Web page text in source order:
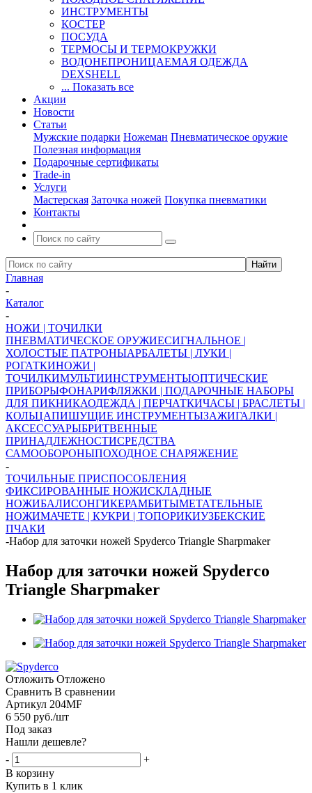
ИНСТРУМЕНТЫ
КОСТЕР
ПОСУДА
ТЕРМОСЫ И ТЕРМОКРУЖКИ
ВОДОНЕПРОНИЦАЕМАЯ ОДЕЖДА
DEXSHELL
... Показать все
Акции
Новости
Статьи
Мужские подарки Ножеман Пневматическое оружие
Полезная информация
Подарочные сертификаты
Trade-in
Услуги
Мастерская Заточка ножей Покупка пневматики
Контакты
Главная
-
Каталог
-
НОЖИ | ТОЧИЛКИ
ПНЕВМАТИЧЕСКОЕ ОРУЖИЕСИГНАЛЬНОЕ |
ХОЛОСТЫЕ ПАТРОНЫАРБАЛЕТЫ | ЛУКИ |
РОГАТКИНОЖИ |
ТОЧИЛКИМУЛЬТИИНСТРУМЕНТЫОПТИЧЕСКИЕ
ПРИБОРЫФОНАРИФЛЯЖКИ | ПОДАРОЧНЫЕ НАБОРЫ
ДЛЯ ПИКНИКАОДЕЖДА | ПЕРЧАТКИЧАСЫ | БРАСЛЕТЫ |
КОЛЬЦАПИШУЩИЕ ИНСТРУМЕНТЫЗАЖИГАЛКИ |
АКСЕССУАРЫБРИТВЕННЫЕ
ПРИНАДЛЕЖНОСТИСРЕДСТВА
САМООБОРОНЫПОХОДНОЕ СНАРЯЖЕНИЕ
-
ТОЧИЛЬНЫЕ ПРИСПОСОБЛЕНИЯ
ФИКСИРОВАННЫЕ НОЖИСКЛАДНЫЕ
НОЖИБАЛИСОНГИКЕРАМБИТЫМЕТАТЕЛЬНЫЕ
НОЖИМАЧЕТЕ | КУКРИ | ТОПОРИКИУЗБЕКСКИЕ
ПЧАКИ
-Набор для заточки ножей Spyderco Triangle Sharpmaker
Набор для заточки ножей Spyderco
Triangle Sharpmaker
Отложить Отложено
Сравнить В сравнении
Артикул 204MF
6 550 руб./шт
Под заказ
Нашли дешевле?
-
+
В корзину
Купить в 1 клик